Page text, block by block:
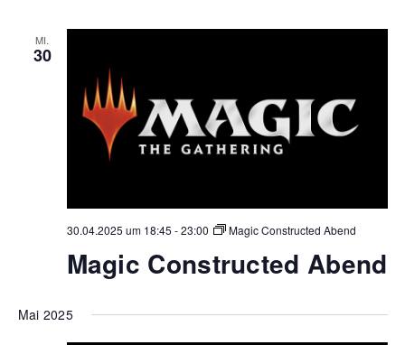
MI.
30
30.04.2025 um 18:45 -23:00 Magic Constructed Abend
Magic Constructed Abend
Mai 2025